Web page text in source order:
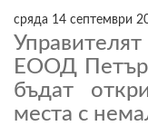
сряда 14 септември
ЕООД
бъдат
места с